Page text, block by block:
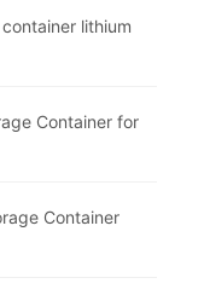
lithium
Container for
Container